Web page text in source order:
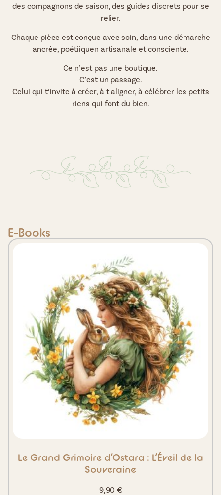
des compagnons de saison, des guides discrets pour se
relier.
Chaque pièce est conçue avec soin, dans une démarche
ancrée, poétiiquen artisanale et consciente.
Ce n’est pas une boutique.
C’est un passage.
Celui qui t’invite à créer, à t’aligner, à célébrer les petits
riens qui font du bien.
E-Books
Le Grand Grimoire d’Ostara : L’Éveil de la
Souveraine
9,90 €